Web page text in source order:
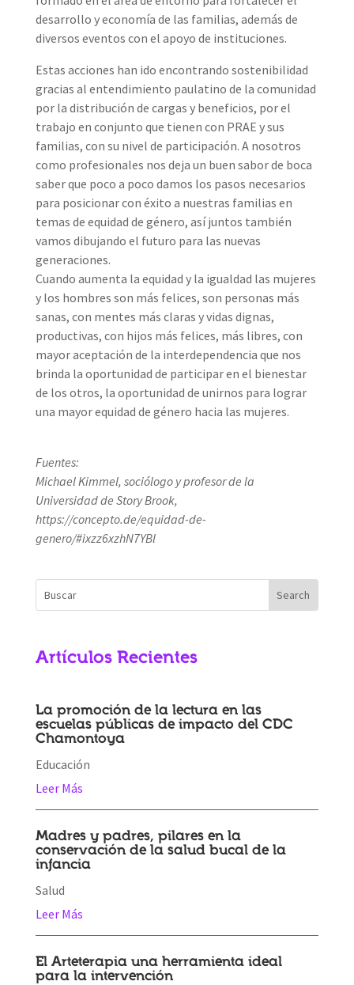
desarrollo y economía de las familias, además de
diversos eventos con el apoyo de instituciones.
Estas acciones han ido encontrando sostenibilidad
gracias al entendimiento paulatino de la comunidad
por la distribución de cargas y beneficios, por el
trabajo en conjunto que tienen con PRAE y sus
familias, con su nivel de participación. A nosotros
como profesionales nos deja un buen sabor de boca
saber que poco a poco damos los pasos necesarios
para posicionar con éxito a nuestras familias en
temas de equidad de género, así juntos también
vamos dibujando el futuro para las nuevas
generaciones.
Cuando aumenta la equidad y la igualdad las mujeres
y los hombres son más felices, son personas más
sanas, con mentes más claras y vidas dignas,
productivas, con hijos más felices, más libres, con
mayor aceptación de la interdependencia que nos
brinda la oportunidad de participar en el bienestar
de los otros, la oportunidad de unirnos para lograr
una mayor equidad de género hacia las mujeres.
Fuentes:
Michael Kimmel, sociólogo y profesor de la
Universidad de Story Brook,
https://concepto.de/equidad-de-
genero/#ixzz6xzhN7YBl
Artículos Recientes
La promoción de la lectura en las
escuelas públicas de impacto del CDC
Chamontoya
Educación
Leer Más
Madres y padres, pilares en la
conservación de la salud bucal de la
infancia
Salud
Leer Más
El Arteterapia una herramienta ideal
para la intervención